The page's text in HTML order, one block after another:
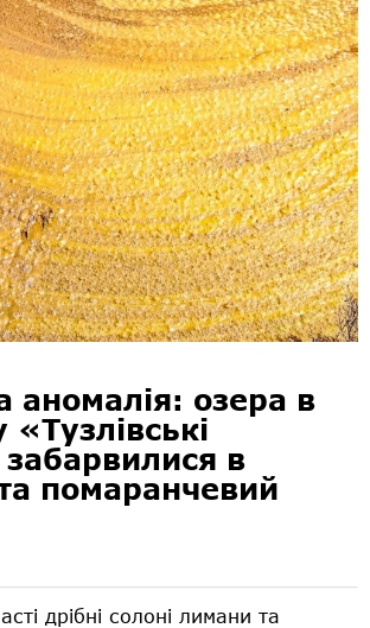
аномалія: озера в
в
помаранчевий
дрібні солоні лимани та